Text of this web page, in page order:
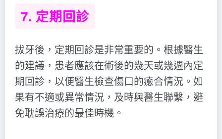
7. 定期回診
拔牙後，定期回診是非常重要的。根據醫生
的建議，患者應該在術後的幾天或幾週內定
期回診，以便醫生檢查傷口的癒合情況。如
果有不適或異常情況，及時與醫生聯繫，避
免耽誤治療的最佳時機。